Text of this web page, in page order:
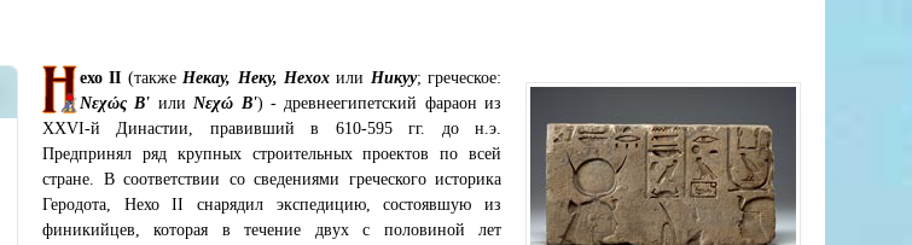
ехо II (такжеНекау, Неку, Нехохили Никуу; греческое:
Νεχώς Β' илиΝεχώ Β') - древнеегипетский фараон из
XXVI-й Династии, правивший в 610-595 гг. до н.э.
Предпринял ряд крупных строительных проектов по всей
стране. В соответствии со сведениями греческого историка
Геродота, Нехо II снарядил экспедицию, состоявшую из
финикийцев, которая в течение двух с половиной лет